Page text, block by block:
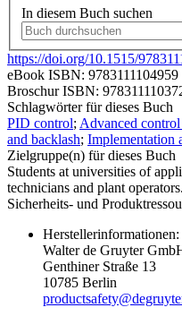
In diesem Buch suchen
https://doi.org/10.1515/
eBook ISBN: 9783111104959
Broschur ISBN:
Schlagwörter für dieses Buch
PID control; Advanced control
and backlash; Implementation
Zielgruppe(n) für dieses Buch
Students at universities of
technicians and plant operators.
Sicherheits- und
Herstellerinformationen:
Walter de Gruyter
Genthiner Straße 13
10785 Berlin